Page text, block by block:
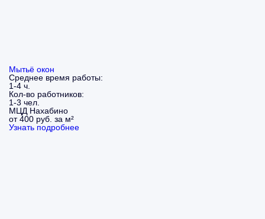
Мытьё окон
Среднее время работы:
1-4 ч.
Кол-во работников:
1-3 чел.
МЦД Нахабино
от 400 руб. за м²
Узнать подробнее